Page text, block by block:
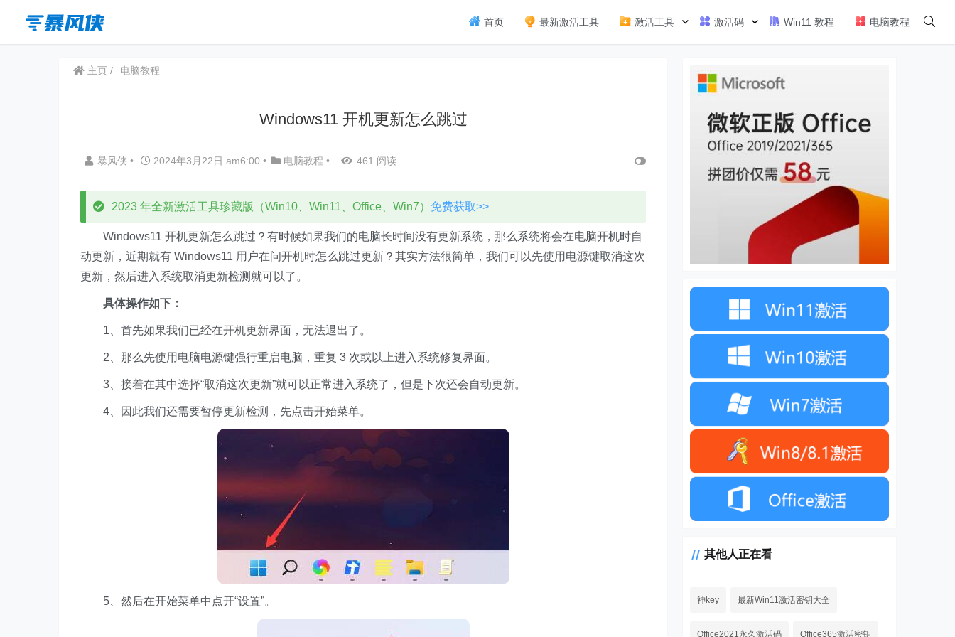
首页 最新激活工具 激活工具 激活码 Win11 教程 电脑教程
主页 电脑教程
Windows11 开机更新怎么跳过
暴风侠 • 2024年3月22日 am6:00 • 电脑教程 • 461 阅读
2023 年全新激活工具珍藏版（Win10、Win11、Office、Win7） 免费获取>>
Windows11 开机更新怎么跳过？有时候如果我们的电脑长时间没有更新系统，那么系统将会在电脑开机时自
动更新，近期就有 Windows11 用户在问开机时怎么跳过更新？其实方法很简单，我们可以先使用电源键取消这次
更新，然后进入系统取消更新检测就可以了。
具体操作如下：
1、首先如果我们已经在开机更新界面，无法退出了。
2、那么先使用电脑电源键强行重启电脑，重复 3 次或以上进入系统修复界面。
3、接着在其中选择“取消这次更新”就可以正常进入系统了，但是下次还会自动更新。
4、因此我们还需要暂停更新检测，先点击开始菜单。
5、然后在开始菜单中点开“设置”。
其他人正在看
神key 最新Win11激活密钥大全
Office2021永久激活码 Office365激活密钥